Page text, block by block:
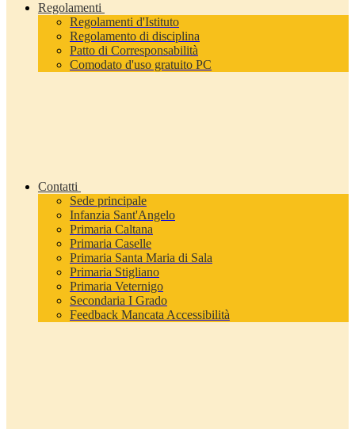
Regolamenti
Regolamenti d'Istituto
Regolamento di disciplina
Patto di Corresponsabilità
Comodato d'uso gratuito PC
Contatti
Sede principale
Infanzia Sant'Angelo
Primaria Caltana
Primaria Caselle
Primaria Santa Maria di Sala
Primaria Stigliano
Primaria Veternigo
Secondaria I Grado
Feedback Mancata Accessibilità